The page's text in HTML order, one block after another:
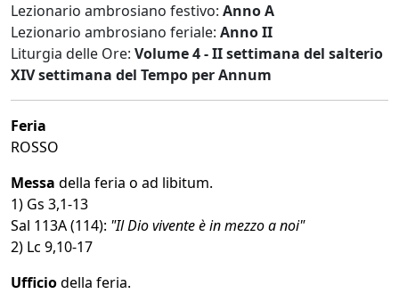
Lezionario ambrosiano festivo: Anno A
Lezionario ambrosiano feriale: Anno II
Liturgia delle Ore: Volume 4 - II settimana del salterio
XIV settimana del Tempo per Annum
Feria
ROSSO
Messa della feria o ad libitum.
1) Gs 3,1-13
Sal 113A (114): "Il Dio vivente è in mezzo a noi"
2) Lc 9,10-17
Ufficiodella feria.